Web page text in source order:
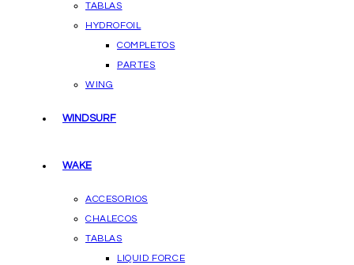
TABLAS
HYDROFOIL
COMPLETOS
PARTES
WING
WINDSURF
WAKE
ACCESORIOS
CHALECOS
TABLAS
LIQUID FORCE